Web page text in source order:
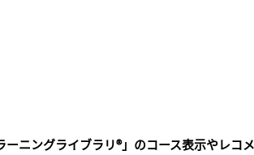
ニングライブラリ®」のコース表示やレコ